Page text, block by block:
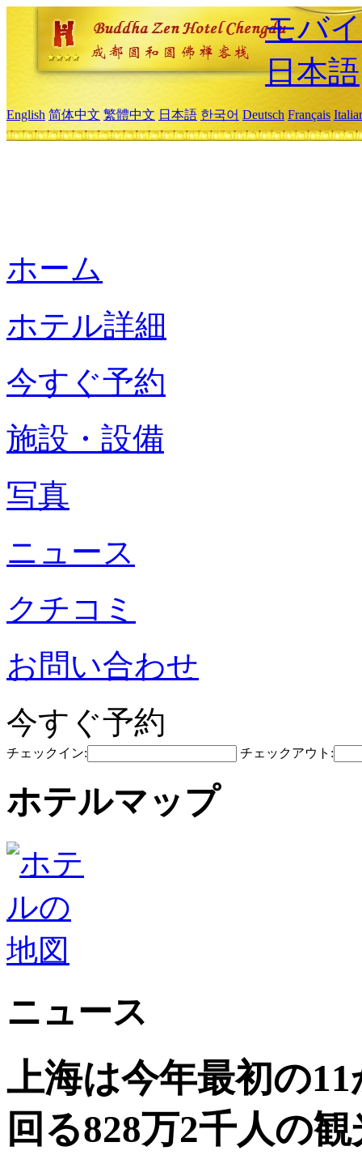
モバ
日本語
English 简体中文 繁體中文 日本語 한국어 Deutsch Français
ホーム
ホテル詳細
今すぐ予約
施設・設備
写真
ニュース
クチコミ
お問い合わせ
今すぐ予約
チェックイン: チェックアウト:
ホテルマップ
ニュース
上海は今年最初の
回る828万2千人の